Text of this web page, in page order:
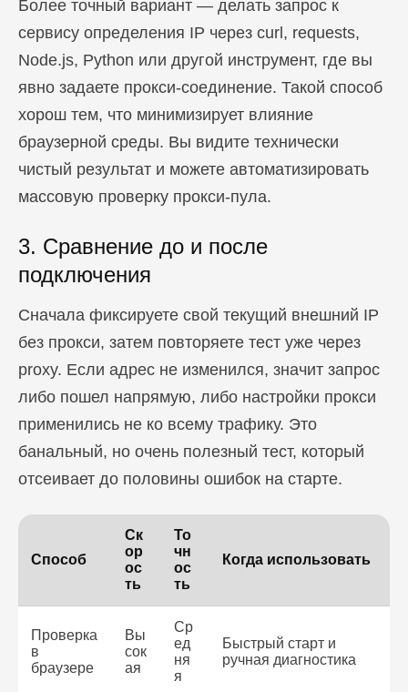
Более точный вариант — делать запрос к
сервису определения IP через curl, requests,
Node.js, Python или другой инструмент, где вы
явно задаете прокси-соединение. Такой способ
хорош тем, что минимизирует влияние
браузерной среды. Вы видите технически
чистый результат и можете автоматизировать
массовую проверку прокси-пула.
3. Сравнение до и после
подключения
Сначала фиксируете свой текущий внешний IP
без прокси, затем повторяете тест уже через
proxy. Если адрес не изменился, значит запрос
либо пошел напрямую, либо настройки прокси
применились не ко всему трафику. Это
банальный, но очень полезный тест, который
отсеивает до половины ошибок на старте.
Способ
Ск
ор
ос
ть
То
чн
ос
ть
Когда использовать
Проверка
в
браузере
Вы
сок
ая
Ср
ед
ня
я
Быстрый старт и
ручная диагностика